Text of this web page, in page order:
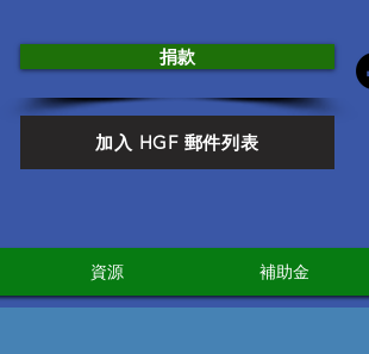
捐款
加入 HGF 郵件列表
資源 補助金